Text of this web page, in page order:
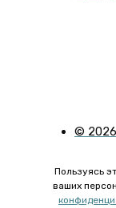
© 2026
Пользуясь
ваших